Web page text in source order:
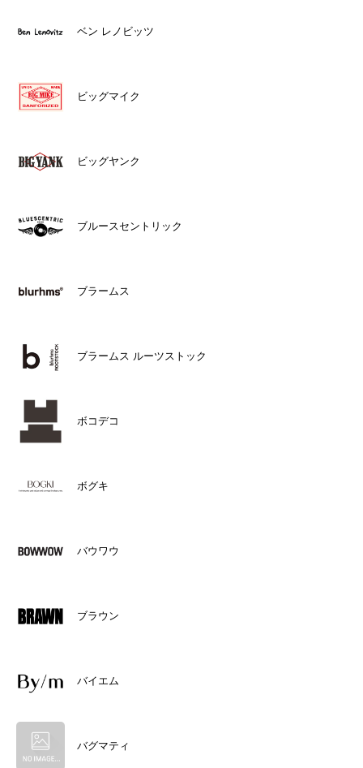
ベン レノビッツ
ビッグマイク
ビッグヤンク
ブルースセントリック
ブラームス
ブラームス ルーツストック
ボコデコ
ボグキ
バウワウ
ブラウン
バイエム
バグマティ